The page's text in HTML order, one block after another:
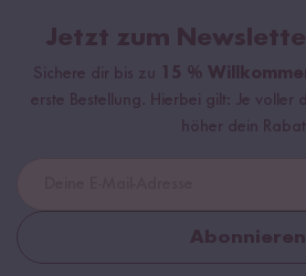
Jetzt zum
Sichere dir bis zu 15 %
erste Bestellung. Hierbei gilt: Je voller
höher dein
Abonnieren